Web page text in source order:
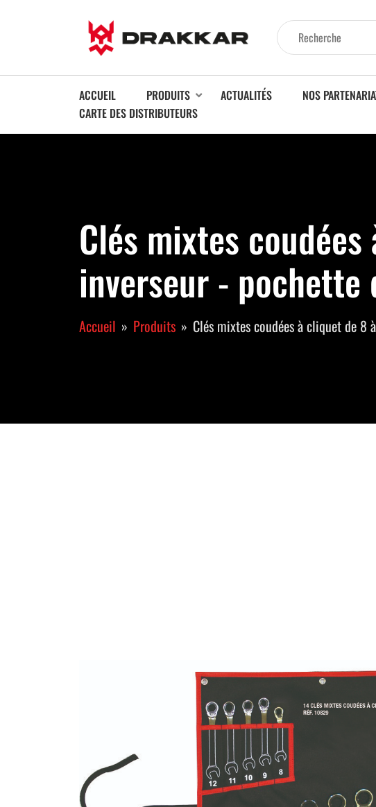
ACCUEIL PRODUITS ACTUALITÉS NOS
CARTE DES DISTRIBUTEURS
Clés mixtes
inverseur - pochette
Accueil Produits Clés mixtes coudées à cliquet de